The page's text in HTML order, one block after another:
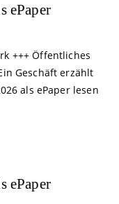
ePaper
+++ Öffentliches
Geschäft erzählt
als ePaper lesen
ePaper